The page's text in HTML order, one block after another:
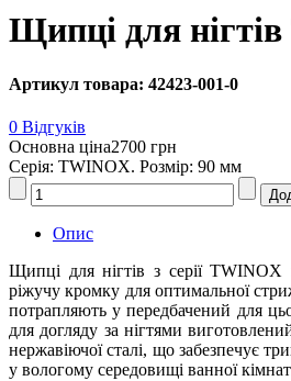
Щипці для
Артикул товара: 42423-001-0
0 Відгуків
Основна ціна2700 грн
Серія: TWINOX. Розмір: 90 мм
Опис
Щипці для нігтів з серії
ріжучу кромку для оптимальної
потрапляють у передбачений для
для догляду за нігтями
нержавіючої сталі, що забезпечує
у вологому середовищі ванної